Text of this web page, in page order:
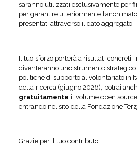
saranno utilizzati esclusivamente per
per garantire ulteriormente
presentati attraverso il dato aggregato.
Il tuo sforzo porterà a risultati concreti:
diventeranno uno strumento
politiche di supporto al volontariato in
della ricerca (giugno 2026), potrai
gratuitamente il volume open
entrando nel sito della Fondazione
Grazie per il tuo contributo.